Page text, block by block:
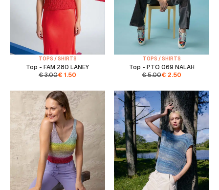
TOPS / SHIRTS
Top - FAM 280 LANEY
€3.00€ 1.50
TOPS / SHIRTS
Top - PTO 069 NALAH
€5.00€ 2.50